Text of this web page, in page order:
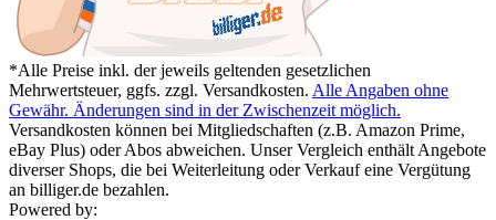
*Alle Preise inkl. der jeweils geltenden gesetzlichen
Mehrwertsteuer, ggfs. zzgl. Versandkosten. Alle Angaben ohne
Gewähr. Änderungen sind in der Zwischenzeit möglich.
Versandkosten können bei Mitgliedschaften (z.B. Amazon Prime,
eBay Plus) oder Abos abweichen. Unser Vergleich enthält Angebote
diverser Shops, die bei Weiterleitung oder Verkauf eine Vergütung
an billiger.de bezahlen.
Powered by: